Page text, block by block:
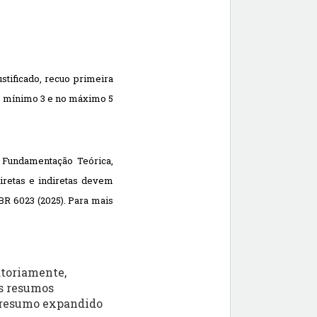
recuo primeira
3 e no máximo 5
Teórica,
e indiretas devem
6023 (2025). Para mais
resumos
expandido